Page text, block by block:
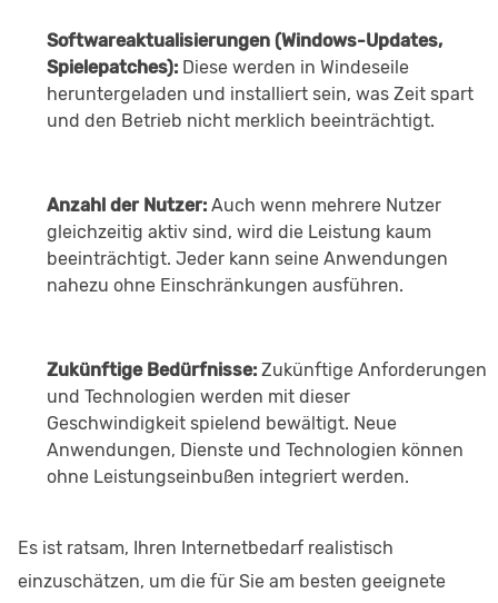
Softwareaktualisierungen (Windows-Updates,
Spielepatches): Diese werden in Windeseile
heruntergeladen und installiert sein, was Zeit spart
und den Betrieb nicht merklich beeinträchtigt.
Anzahl der Nutzer: Auch wenn mehrere Nutzer
gleichzeitig aktiv sind, wird die Leistung kaum
beeinträchtigt. Jeder kann seine Anwendungen
nahezu ohne Einschränkungen ausführen.
Zukünftige Bedürfnisse: Zukünftige Anforderungen
und Technologien werden mit dieser
Geschwindigkeit spielend bewältigt. Neue
Anwendungen, Dienste und Technologien können
ohne Leistungseinbußen integriert werden.
Es ist ratsam, Ihren Internetbedarf realistisch
einzuschätzen, um die für Sie am besten geeignete